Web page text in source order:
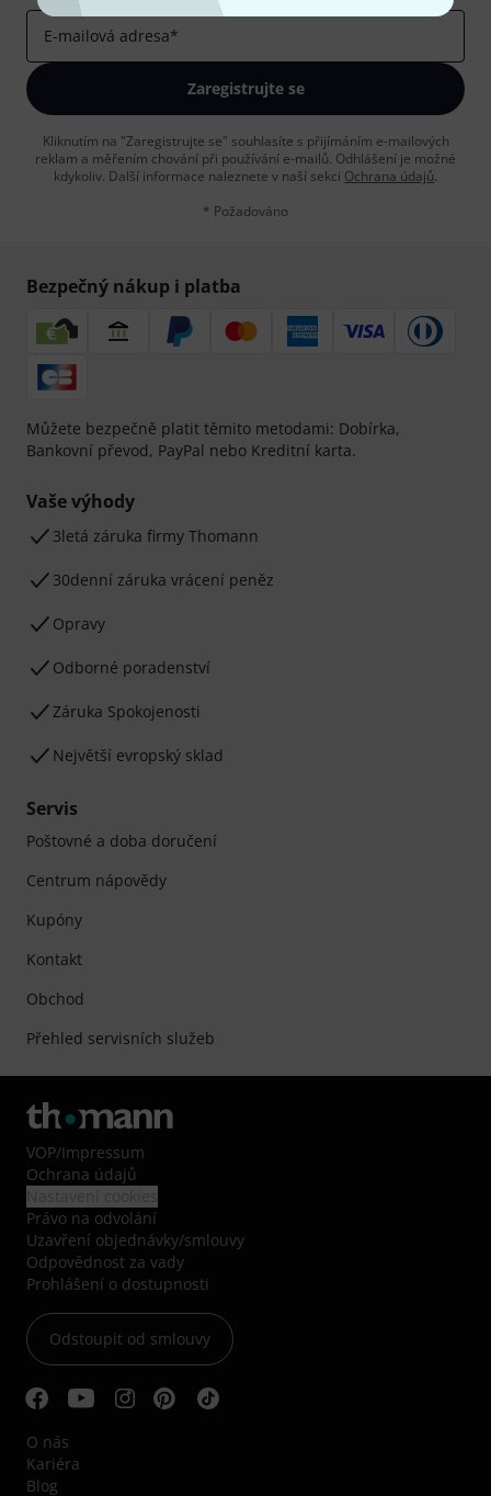
E-mailová adresa*
Zaregistrujte se
Kliknutím na "Zaregistrujte se" souhlasíte s přijímáním e-mailových
reklam a měřením chování při používání e-mailů. Odhlášení je možné
kdykoliv. Další informace naleznete v naší sekci Ochrana údajů.
* Požadováno
Bezpečný nákup i platba
Můžete bezpečně platit těmito metodami: Dobírka,
Bankovní převod, PayPal nebo Kreditní karta.
Vaše výhody
3letá záruka firmy Thomann
30denní záruka vrácení peněz
Opravy
Odborné poradenství
Záruka Spokojenosti
Největší evropský sklad
Servis
Poštovné a doba doručení
Centrum nápovědy
Kupóny
Kontakt
Obchod
Přehled servisních služeb
VOP/Impressum
Ochrana údajů
Právo na odvolání
Uzavření objednávky/smlouvy
Odpovědnost za vady
Prohlášení o dostupnosti
Odstoupit od smlouvy
O nás
Kariéra
Blog